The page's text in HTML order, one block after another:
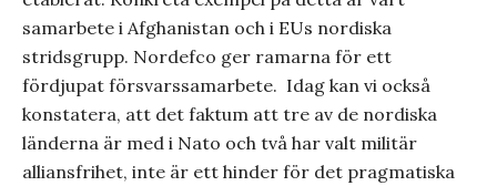
samarbete i Afghanistan och i EUs nordiska
stridsgrupp. Nordefco ger ramarna för ett
fördjupat försvarssamarbete. Idag kan vi också
konstatera, att det faktum att tre av de nordiska
länderna är med i Nato och två har valt militär
alliansfrihet, inte är ett hinder för det pragmatiska